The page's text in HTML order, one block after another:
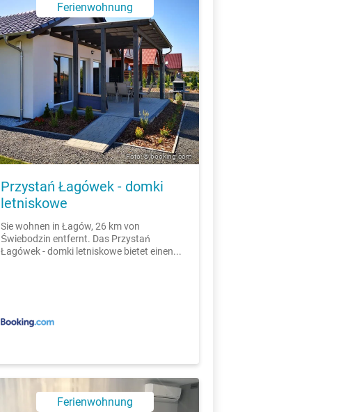
Ferienwohnung
Foto: © booking.com
Przystań Łagówek - domki
letniskowe
Sie wohnen in Łagów, 26 km von
Świebodzin entfernt. Das Przystań
Łagówek - domki letniskowe bietet einen...
Ferienwohnung